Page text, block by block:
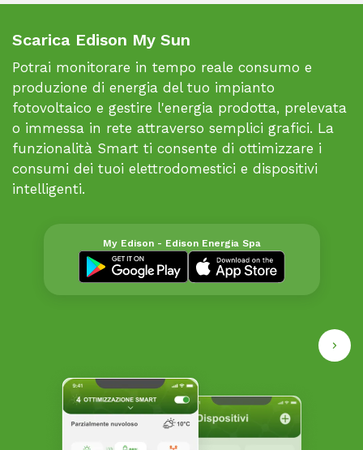
Scarica Edison My Sun
Potrai monitorare in tempo reale consumo e
produzione di energia del tuo impianto
fotovoltaico e gestire l'energia prodotta, prelevata
o immessa in rete attraverso semplici grafici. La
funzionalità Smart ti consente di ottimizzare i
consumi dei tuoi elettrodomestici e dispositivi
intelligenti.
My Edison - Edison Energia Spa